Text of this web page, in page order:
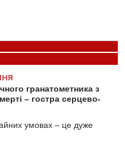
гранатометника з
– гостра серцево-
умовах – це дуже